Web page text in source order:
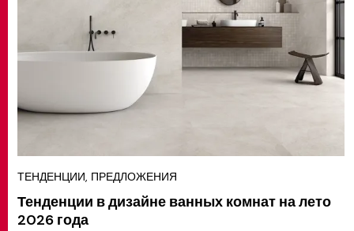
ТЕНДЕНЦИИ, ПРЕДЛОЖЕНИЯ
Тенденции в дизайне ванных комнат на лето
2026 года